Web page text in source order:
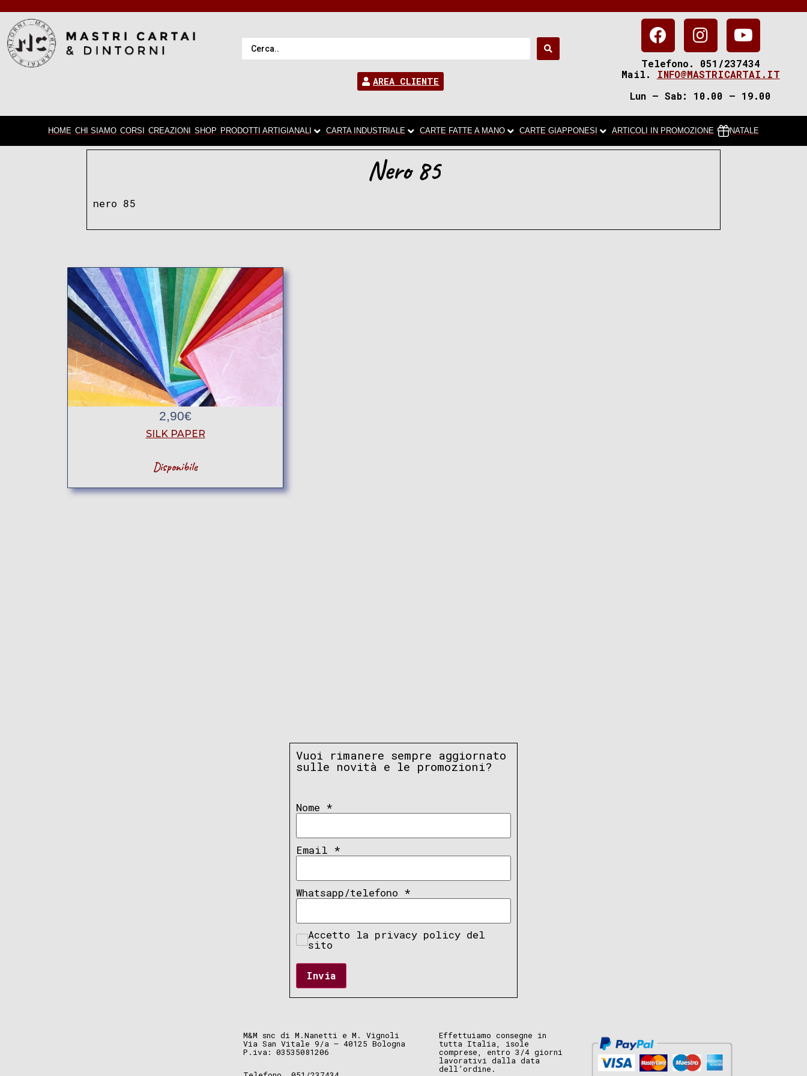
AREA CLIENTE
Telefono. 051/237434
Mail.
INFO@MASTRICARTAI.IT
Lun – Sab: 10.00 – 19.00
HOME CHI SIAMO CORSI CREAZIONI SHOP PRODOTTI ARTIGIANALI CARTA INDUSTRIALE CARTE FATTE A MANO CARTE GIAPPONESI ARTICOLI IN PROMOZIONE NATALE
Nero 85
nero 85
2,90€
SILK PAPER
Disponibile
Vuoi rimanere sempre aggiornato
sulle novità e le promozioni?
Nome *
Email *
Whatsapp/telefono *
Accetto la privacy policy del
sito
Invia
M&M snc di M.Nanetti e M. Vignoli
Via San Vitale 9/a – 40125 Bologna
P.iva: 03535081206
Effettuiamo consegne in
tutta Italia, isole
comprese, entro 3/4 giorni
lavorativi dalla data
dell’ordine.